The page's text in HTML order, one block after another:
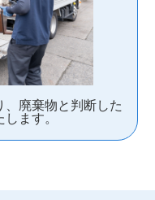
廃棄物と判断した
ます。